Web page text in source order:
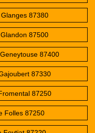
87380
87500
87400
87330
87250
Folles 87250